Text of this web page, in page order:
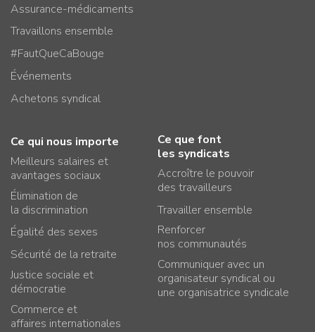
Assurance-médicaments
Travaillons ensemble
#FautQueCaBouge
Événements
Achetons syndical
Ce qui nous importe
Meilleurs salaires et
avantages sociaux
Élimination de
la discrimination
Égalité des sexes
Sécurité de la retraite
Justice sociale et
démocratie
Commerce et
affaires internationales
Ce que font
les syndicats
Accroître le pouvoir
des travailleurs
Travailler ensemble
Renforcer
nos communautés
Communiquer avec un
organisateur syndical ou
une organisatrice syndicale